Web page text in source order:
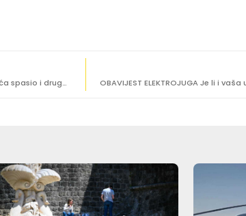
LIJEPE VIJESTI HGSS na brdu iznad Putnikovića spasio i drugog psa!